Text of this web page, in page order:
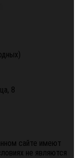
8
сайте имеют
не являются